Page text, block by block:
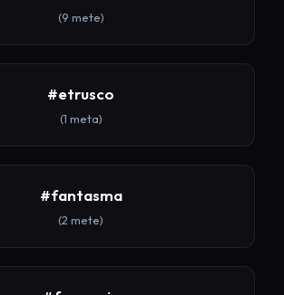
(9 mete)
#etrusco
(1 meta)
#fantasma
(2 mete)